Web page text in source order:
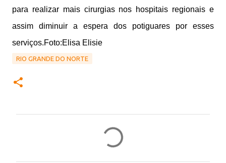
para realizar mais cirurgias nos hospitais regionais e
assim diminuir a espera dos potiguares por esses
serviços.Foto:Elisa Elisie
RIO GRANDE DO NORTE